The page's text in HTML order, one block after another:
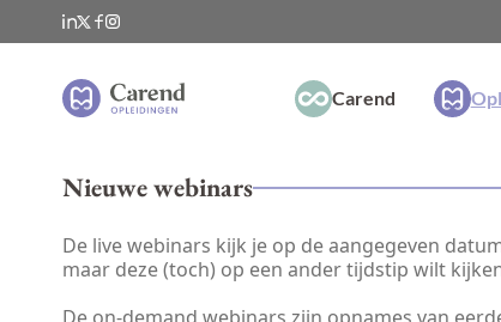
Carend
Nieuwe webinars
De live webinars kijk je op de aangegeven
maar deze (toch) op een ander tijdstip wilt